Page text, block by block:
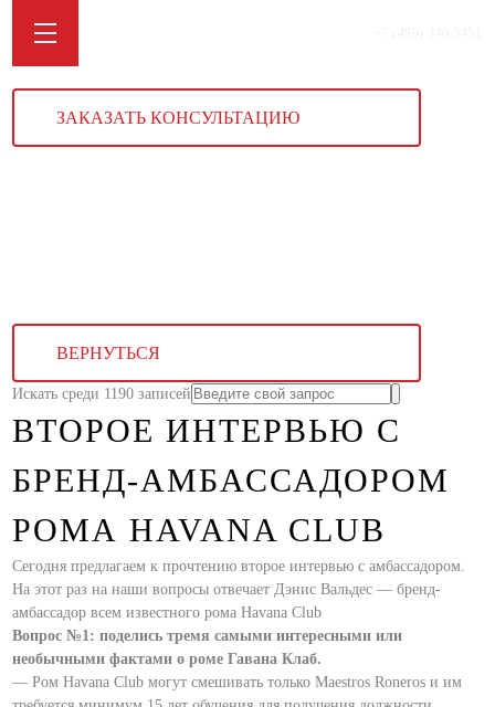
ЗАКАЗАТЬ КОНСУЛЬТАЦИЮ
ВЕРНУТЬСЯ
Искать среди 1190 записей
ВТОРОЕ ИНТЕРВЬЮ С
БРЕНД-АМБАССАДОРОМ
РОМА HAVANA CLUB
Сегодня предлагаем к прочтению второе интервью с амбассадором.
На этот раз на наши вопросы отвечает Дэнис Вальдес — бренд-
амбассадор всем известного рома Havana Club
Вопрос №1: поделись тремя самыми интересными или
необычными фактами о роме Гавана Клаб.
— Ром Havana Club могут смешивать только Maestros Roneros и им